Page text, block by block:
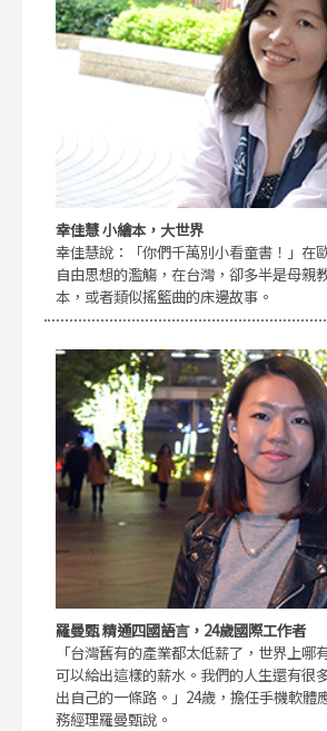
幸佳慧 小繪本，大世界
幸佳慧說：「你們千萬別小看童書！」在
自由思想的濫觴，在台灣，卻多半是母親
本，或者類似搖籃曲的床邊故事。
羅曼甄 精通四國語言，24歲國際工作者
「台灣舊有的產業都太低薪了，世界上哪
可以給出這樣的薪水。我們的人生還有很
出自己的一條路。」24歲，擔任手機軟體
務經理羅曼甄說。